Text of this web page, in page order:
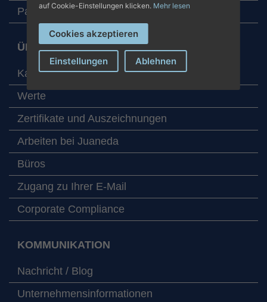
Patientenbetreuung
ÜBER JUANEDA KRANKENHÄUSER
Karte mit unseren Zentren
Werte
Zertifikate und Auszeichnungen
Arbeiten bei Juaneda
Büros
Zugang zu Ihrer E-Mail
Corporate Compliance
KOMMUNIKATION
Nachricht / Blog
Unternehmensinformationen
auf Cookie-Einstellungen klicken. Mehr lesen
Cookies akzeptieren
Einstellungen Ablehnen